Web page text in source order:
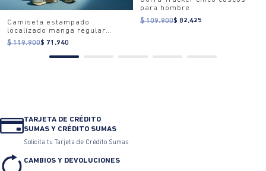
Camiseta estampado
localizado manga regular
cuello redondo para mujer
$ 119.900$ 71.940
para hombre
$ 109.900$ 82.425
TARJETA DE CRÉDITO
SUMAS Y CRÉDITO SUMAS
Solicita tu Tarjeta de Crédito Sumas
CAMBIOS Y DEVOLUCIONES